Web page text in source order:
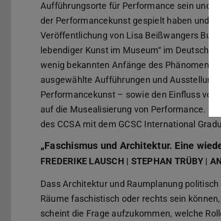
Aufführungsorte für Performance sein und
der Performancekunst gespielt haben und
Veröffentlichung von Lisa Beißwangers
lebendiger Kunst im Museum“ im
wenig bekannten Anfänge des Phänomens
ausgewählte Aufführungen und
Performancekunst – sowie den Einfluss
auf die Musealisierung von Performance.
des CCSA mit dem GCSC International
„Faschismus und Architektur. Eine
FREDERIKE LAUSCH | STEPHAN TRÜBY |
Dass Architektur und Raumplanung
Räume faschistisch oder rechts sein
scheint die Frage aufzukommen, welche